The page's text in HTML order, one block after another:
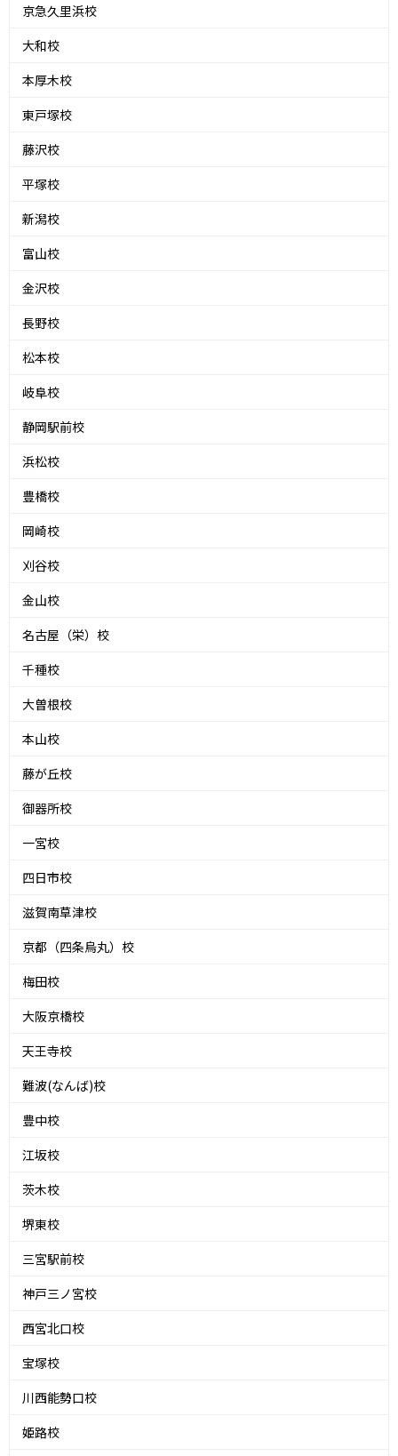
京急久里浜校
大和校
本厚木校
東戸塚校
藤沢校
平塚校
新潟校
富山校
金沢校
長野校
松本校
岐阜校
静岡駅前校
浜松校
豊橋校
岡崎校
刈谷校
金山校
名古屋（栄）校
千種校
大曽根校
本山校
藤が丘校
御器所校
一宮校
四日市校
滋賀南草津校
京都（四条烏丸）校
梅田校
大阪京橋校
天王寺校
難波(なんば)校
豊中校
江坂校
茨木校
堺東校
三宮駅前校
神戸三ノ宮校
西宮北口校
宝塚校
川西能勢口校
姫路校